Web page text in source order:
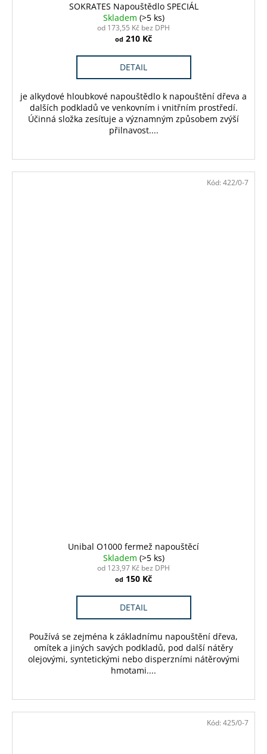
SOKRATES Napouštědlo SPECIÁL
Skladem (>5 ks)
od 173,55 Kč bez DPH
od 210 Kč
DETAIL
je alkydové hloubkové napouštědlo k napouštění dřeva a
dalších podkladů ve venkovním i vnitřním prostředí.
Účinná složka zesíťuje a významným způsobem zvýší
přilnavost....
Unibal O1000 fermež napouštěcí
Skladem (>5 ks)
od 123,97 Kč bez DPH
od 150 Kč
DETAIL
Používá se zejména k základnímu napouštění dřeva,
omítek a jiných savých podkladů, pod další nátěry
olejovými, syntetickými nebo disperzními nátěrovými
hmotami....
Kód: 422/0-7
Kód: 425/0-7